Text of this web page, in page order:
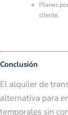
Planes
cliente.
Conclusión
El alquiler de
alternativa para
temporales sin